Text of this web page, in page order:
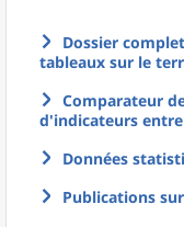
Dossier
tableaux sur le
Comparateur
d'indicateurs
Données
Publications